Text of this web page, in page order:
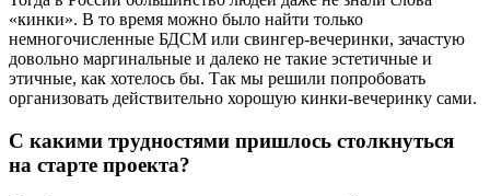
«кинки». В то время можно было найти только
немногочисленные БДСМ или свингер-вечеринки, зачастую
довольно маргинальные и далеко не такие эстетичные и
этичные, как хотелось бы. Так мы решили попробовать
организовать действительно хорошую кинки-вечеринку сами.
С какими трудностями пришлось столкнуться
на старте проекта?